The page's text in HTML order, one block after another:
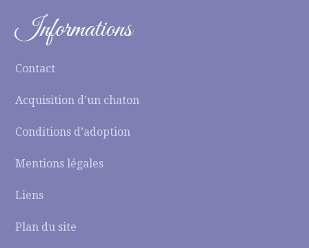
Informations
Contact
Acquisition d’un chaton
Conditions d’adoption
Mentions légales
Liens
Plan du site